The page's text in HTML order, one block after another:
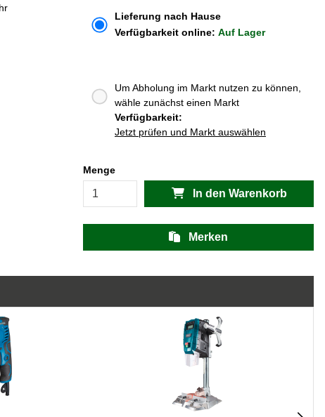
Lieferung nach Hause
Verfügbarkeit online: Auf Lager
Um Abholung im Markt nutzen zu können,
wähle zunächst einen Markt
Verfügbarkeit:
Jetzt prüfen und Markt auswählen
Menge
In den Warenkorb
Merken